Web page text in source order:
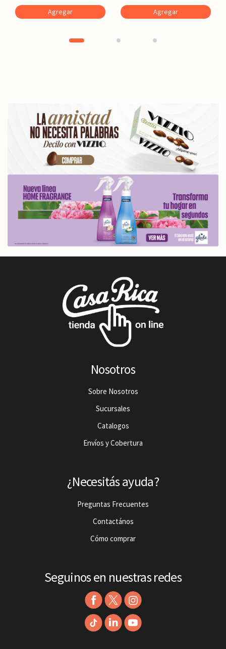
Agregar Agregar
Nosotros
Sobre Nosotros
Sucursales
Catalogos
Envíos y Cobertura
¿Necesitás ayuda?
Preguntas Frecuentes
Contactános
Cómo comprar
Seguinos en nuestras redes